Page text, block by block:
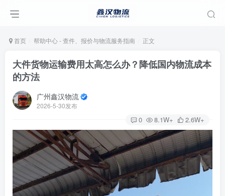
首页 帮助中心 - 查件、报价与物流服务指南 正文
大件货物运输费用太高怎么办？降低国内物流成本
的方法
广州鑫汉物流
2026-5-30发布
0 8.1W+ 2.6W+